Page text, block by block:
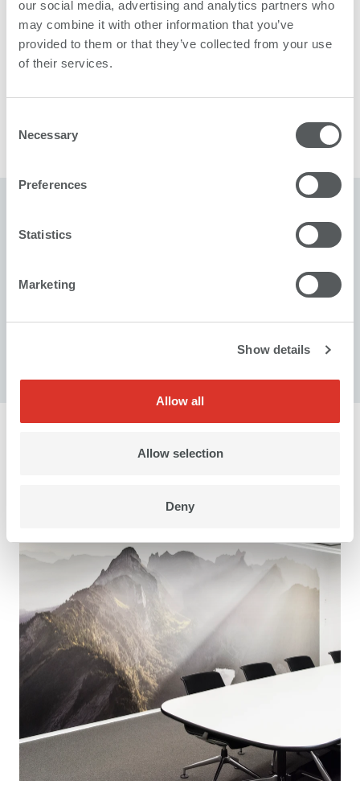
our social media, advertising and analytics partners who
may combine it with other information that you’ve
provided to them or that they’ve collected from your use
of their services.
Selection
Necessary
Preferences
Statistics
Marketing
Show details
Allow all
Allow selection
Deny
In einem persönlichen Beratungsgespräch führen wir
Sie in die Welt von swissQprint ein: In einem unserer
bei einem lokalen Partner.
Mehr als 1500 Kunden vertrauen swissQprint.